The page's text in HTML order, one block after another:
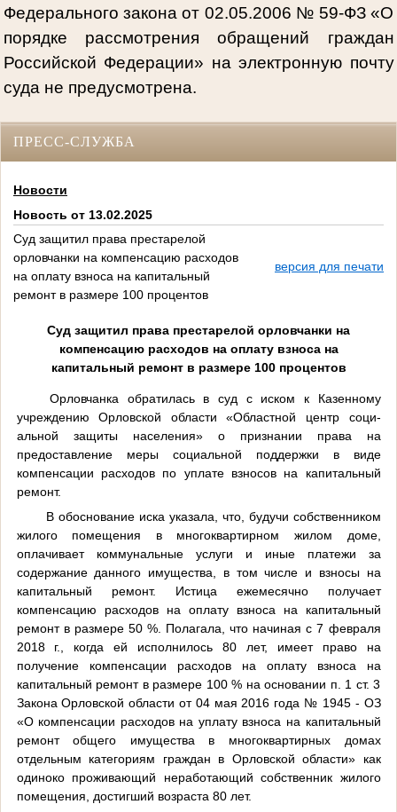
Федерального закона от 02.05.2006 № 59-ФЗ «О
порядке рассмотрения обращений граждан
Российской Федерации» на электронную почту
суда не предусмотрена.
ПРЕСС-СЛУЖБА
Новости
Новость от 13.02.2025
Суд защитил права престарелой
орловчанки на компенсацию расходов
на оплату взноса на капитальный
ремонт в размере 100 процентов
версия для печати
Суд защитил права престарелой орловчанки на
компенсацию расходов на оплату взноса на
капитальный ремонт в размере 100 процентов
Орловчанка обратилась в суд с иском к Казенному
учреждению Орловской области «Областной центр соци­
альной защиты населения» о признании права на
предоставление меры социальной поддержки в виде
компенсации расходов по уплате взносов на капитальный
ремонт.
В обоснование иска указала, что, будучи собственником
жилого помещения в многоквартирном жилом доме,
оплачивает коммунальные услуги и иные платежи за
содержание данного имущества, в том числе и взносы на
капитальный ремонт. Истица ежемесячно получает
компенсацию расходов на оплату взноса на капитальный
ремонт в размере 50 %. Полагала, что начиная с 7 февраля
2018 г., когда ей исполнилось 80 лет, имеет право на
получение компенсации расходов на оплату взноса на
капитальный ремонт в размере 100 % на основании п. 1 ст. 3
Закона Орловской области от 04 мая 2016 года № 1945 - ОЗ
«О компенсации расходов на уплату взноса на капитальный
ремонт общего имущества в многоквартирных домах
отдельным категориям граждан в Орловской области» как
одиноко проживающий неработающий собственник жилого
помещения, достигший возраста 80 лет.